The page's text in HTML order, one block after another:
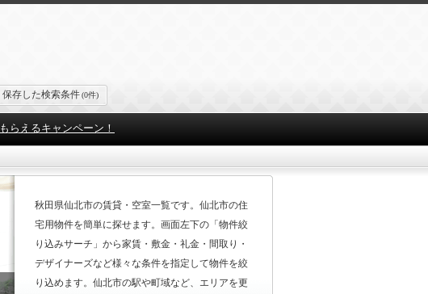
保存した検索条件(0件)
もらえるキャンペーン！
秋田県仙北市の賃貸・空室一覧です。仙北市の住
宅用物件を簡単に探せます。画面左下の「物件絞
り込みサーチ」から家賃・敷金・礼金・間取り・
デザイナーズなど様々な条件を指定して物件を絞
り込めます。仙北市の駅や町域など、エリアを更